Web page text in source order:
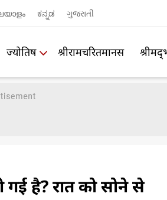
ಕನ್ನಡ ગુજરાતી
ज्योतिष श्रीरामचरितमानस
गई है? रात को सोने से